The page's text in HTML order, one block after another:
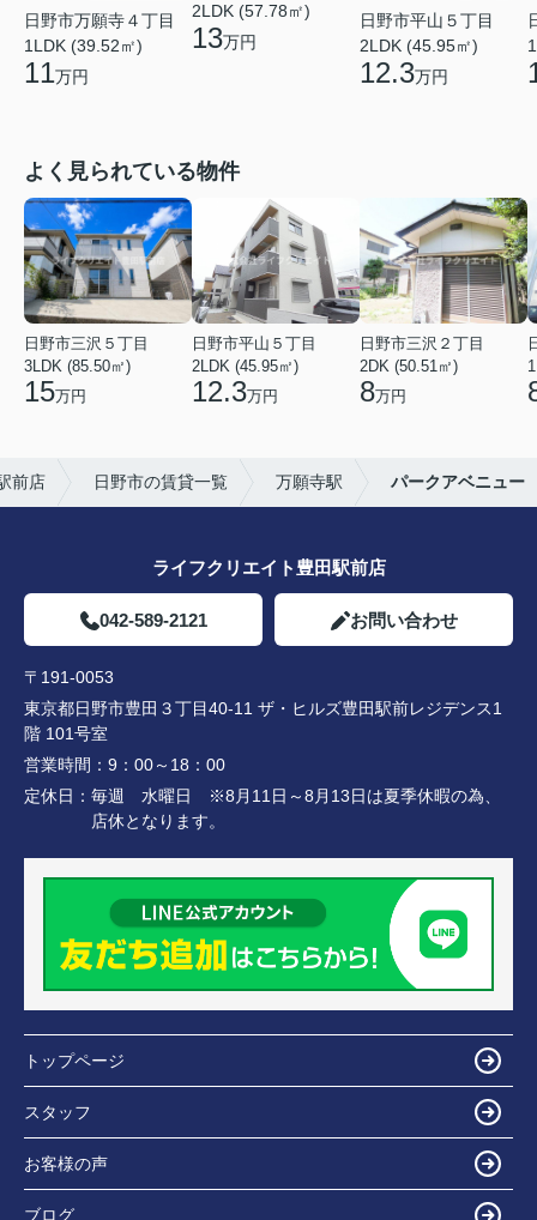
日野市万願寺４丁目
1LDK (39.52㎡)
11万円
2LDK (57.78㎡)
13万円
日野市平山５丁目
2LDK (45.95㎡)
12.3万円
よく見られている物件
日野市三沢５丁目
3LDK (85.50㎡)
15万円
日野市平山５丁目
2LDK (45.95㎡)
12.3万円
日野市三沢２丁目
2DK (50.51㎡)
8万円
前店 日野市の賃貸一覧 万願寺駅 パークアベニュー
ライフクリエイト豊田駅前店
042-589-2121 お問い合わせ
〒191-0053
東京都日野市豊田３丁目40-11 ザ・ヒルズ豊田駅前レジデンス1
階 101号室
営業時間： 9：00～18：00
定休日： 毎週 水曜日 ※8月11日～8月13日は夏季休暇の為、
店休となります。
トップページ
スタッフ
お客様の声
ブログ